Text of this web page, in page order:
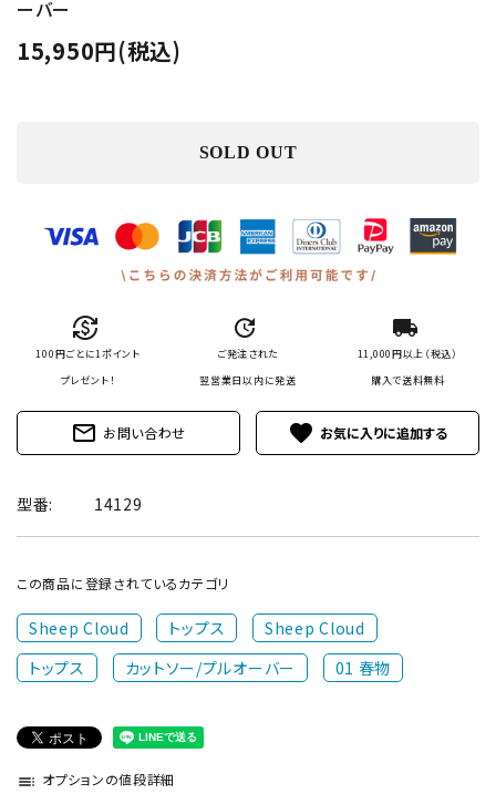
ーバー
15,950円(税込)
SOLD OUT
currency_exchange
100円ごとに1ポイント
プレゼント！
update
ご発注された
翌営業日以内に発送
local_shipping
11,000円以上（税込）
購入で送料無料
mail_outline お問い合わせ favorite
型番: 14129
この商品に登録されているカテゴリ
Sheep Cloud トップス
Sheep Cloud
トップス
カットソー/プルオーバー 01 春物
toc オプションの値段詳細